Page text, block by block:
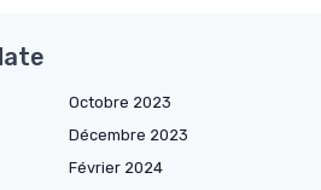
Octobre 2023
Décembre 2023
Février 2024